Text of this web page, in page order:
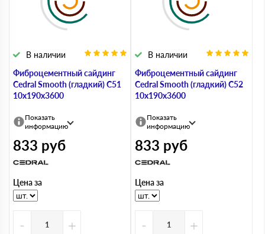
Фиброцементный сайдинг
Cedral Smooth (гладкий) С51
10х190х3600
В наличии
Показать
информацию
833 руб
Цена за
- +
Фиброцементный сайдинг
Cedral Smooth (гладкий) С52
10х190х3600
В наличии
Показать
информацию
833 руб
Цена за
- +